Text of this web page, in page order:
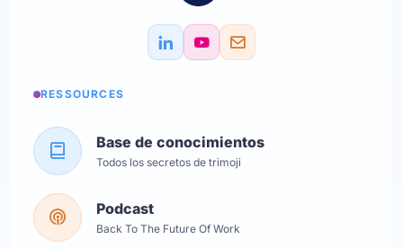
RESSOURCES
Base de conocimientos
Todos los secretos de trimoji
Podcast
Back To The Future Of Work